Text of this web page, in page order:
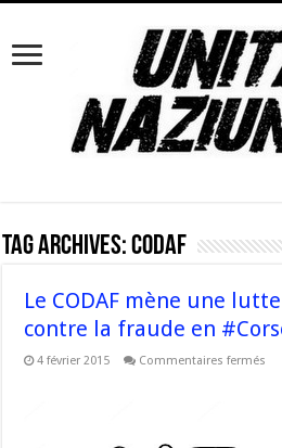
Tag Archives:CODAF
Le CODAF mène une
contre la fraude en
4 février 2015 Commentaires fermés